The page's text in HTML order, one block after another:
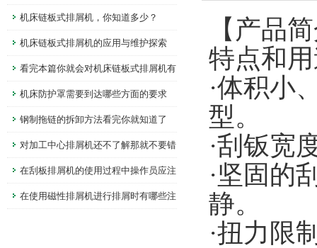
解析机床链板式排屑机，你知道多少？
机床链板式排屑机的应用与维护探索
看完本篇你就会对机床链板式排屑机有
更多了解
机床防护罩需要到达哪些方面的要求
钢制拖链的拆卸方法看完你就知道了
对加工中心排屑机还不了解那就不要错
过本篇了
在刮板排屑机的使用过程中操作员应注
意这些问题
在使用磁性排屑机进行排屑时有哪些注
【产品
特点和
·体积小
型。
·刮钣宽
·坚固的
静。
·扭力限